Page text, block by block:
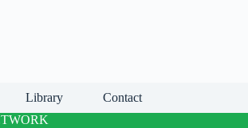
Library Contact